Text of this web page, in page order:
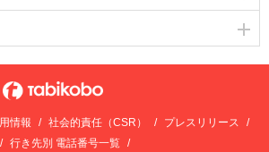
情報 社会的責任（CSR）
プレスリリース
行き先別 電話番号一覧